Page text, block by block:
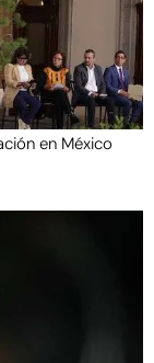
en México